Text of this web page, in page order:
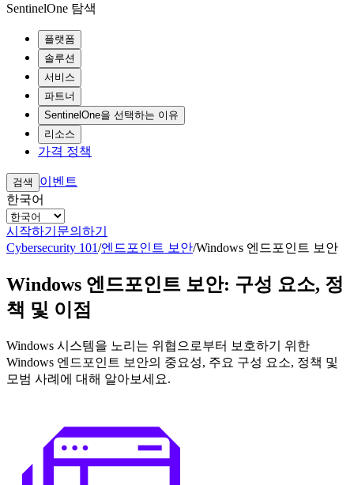
SentinelOne 탐색
플랫폼
솔루션
서비스
파트너
SentinelOne을 선택하는 이유
리소스
가격 정책
검색
이벤트
한국어
시작하기 문의하기
Cybersecurity 101/엔드포인트 보안/Windows 엔드포인트 보안
Windows 엔드포인트 보안: 구성 요소, 정
책 및 이점
Windows 시스템을 노리는 위협으로부터 보호하기 위한
Windows 엔드포인트 보안의 중요성, 주요 구성 요소, 정책 및
모범 사례에 대해 알아보세요.